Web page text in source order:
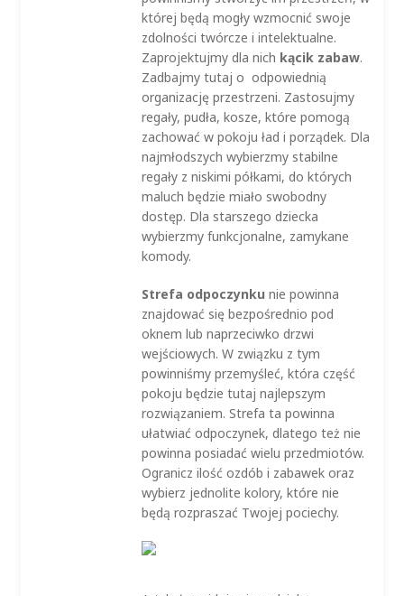
której będą mogły wzmocnić swoje
zdolności twórcze i intelektualne.
Zaprojektujmy dla nich kącik zabaw.
Zadbajmy tutaj o odpowiednią
organizację przestrzeni. Zastosujmy
regały, pudła, kosze, które pomogą
zachować w pokoju ład i porządek. Dla
najmłodszych wybierzmy stabilne
regały z niskimi półkami, do których
maluch będzie miało swobodny
dostęp. Dla starszego dziecka
wybierzmy funkcjonalne, zamykane
komody.
Strefa odpoczynku nie powinna
znajdować się bezpośrednio pod
oknem lub naprzeciwko drzwi
wejściowych. W związku z tym
powinniśmy przemyśleć, która część
pokoju będzie tutaj najlepszym
rozwiązaniem. Strefa ta powinna
ułatwiać odpoczynek, dlatego też nie
powinna posiadać wielu przedmiotów.
Ogranicz ilość ozdób i zabawek oraz
wybierz jednolite kolory, które nie
będą rozpraszać Twojej pociechy.